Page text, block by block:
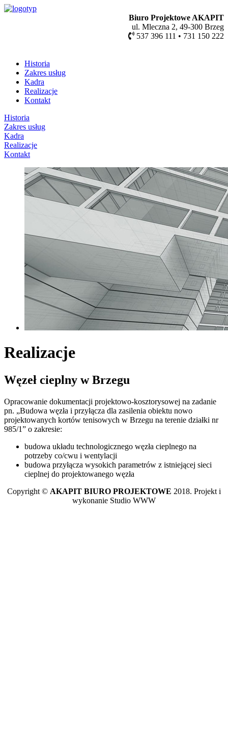
Biuro Projektowe AKAPIT
ul. Mleczna 2, 49-300 Brzeg
537 396 111 • 731 150 222
Historia
Zakres usług
Kadra
Realizacje
Kontakt
Historia
Zakres usług
Kadra
Realizacje
Kontakt
Realizacje
Węzeł cieplny w Brzegu
Opracowanie dokumentacji projektowo-kosztorysowej na zadanie
pn. „Budowa węzła i przyłącza dla zasilenia obiektu nowo
projektowanych kortów tenisowych w Brzegu na terenie działki nr
985/1” o zakresie:
budowa układu technologicznego węzła cieplnego na
potrzeby co/cwu i wentylacji
budowa przyłącza wysokich parametrów z istniejącej sieci
cieplnej do projektowanego węzła
Copyright © AKAPIT BIURO PROJEKTOWE 2018. Projekt i
wykonanie Studio WWW